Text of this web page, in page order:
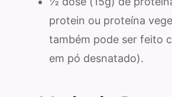
protein ou proteína
também pode ser feito
em pó desnatado).